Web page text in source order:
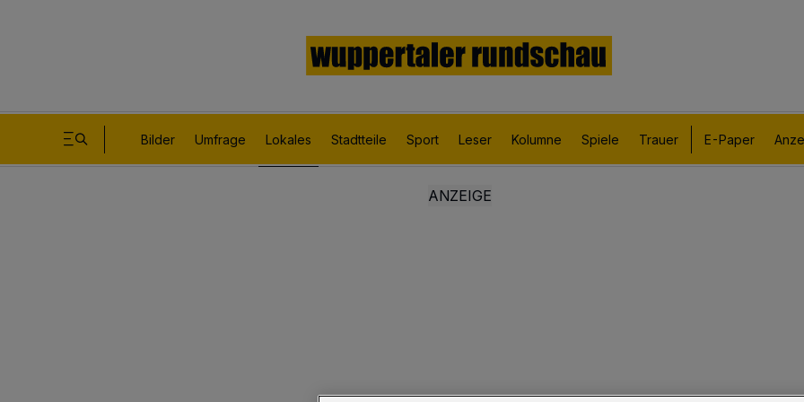
Bilder Umfrage Lokales Stadtteile Sport Leser Kolumne Spiele Trauer E-Paper